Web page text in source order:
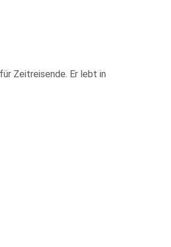
Zeitreisende. Er lebt in